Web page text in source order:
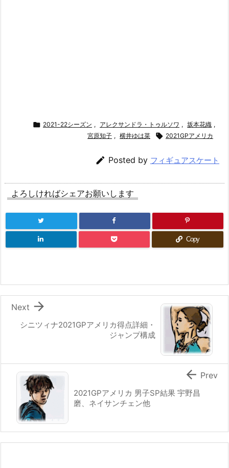
 2021-22シーズン , アレクサンドラ・トゥルソワ , 坂本花織 ,
宮原知子 , 横井ゆは菜  2021GPアメリカ
 Posted by フィギュアスケート
よろしければシェアお願いします
Copy
シニツィナ2021GPアメリカ得点詳細・
ジャンプ構成

Next
2021GPアメリカ 男子SP結果 宇野昌
磨、ネイサンチェン他
 Prev